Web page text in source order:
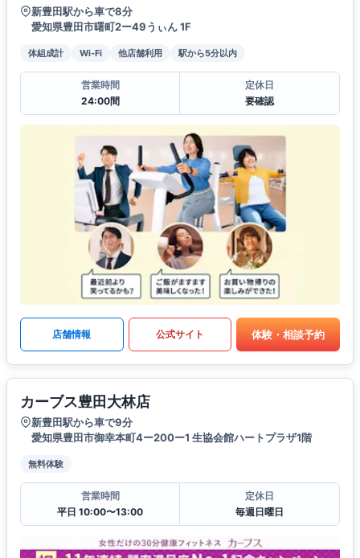
新豊田駅から車で8分
愛知県豊田市曙町2ー49うぃん 1F
体組成計 Wi-Fi 他店舗利用 駅から5分以内
営業時間
24:00間
定休日
要確認
店舗情報 公式サイト 体験・相談予約
カーブス豊田大林店
新豊田駅から車で9分
愛知県豊田市御幸本町4ー200ー1 生協会館ハートプラザ1階
無料体験
営業時間
平日 10:00〜13:00
定休日
毎週日曜日